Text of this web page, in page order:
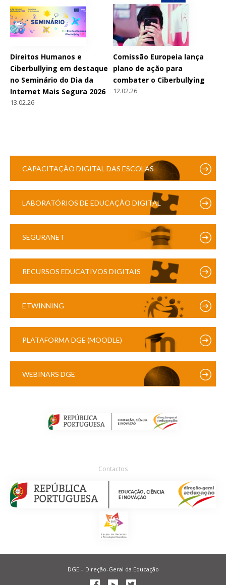
Direitos Humanos e
Ciberbullying em destaque
no Seminário do Dia da
Internet Mais Segura 2026
13.02.26
Comissão Europeia lança
plano de ação para
combater o Ciberbullying
12.02.26
CAPACITAÇÃO DIGITAL DAS ESCOLAS
LABORATÓRIOS DE EDUCAÇÃO DIGITAL
SEGURANET
RECURSOS EDUCATIVOS DIGITAIS
ETWINNING
PLATAFORMA DGE (MOODLE)
WEBINARS DGE
Contactos
DGE – Direção-Geral da Educação